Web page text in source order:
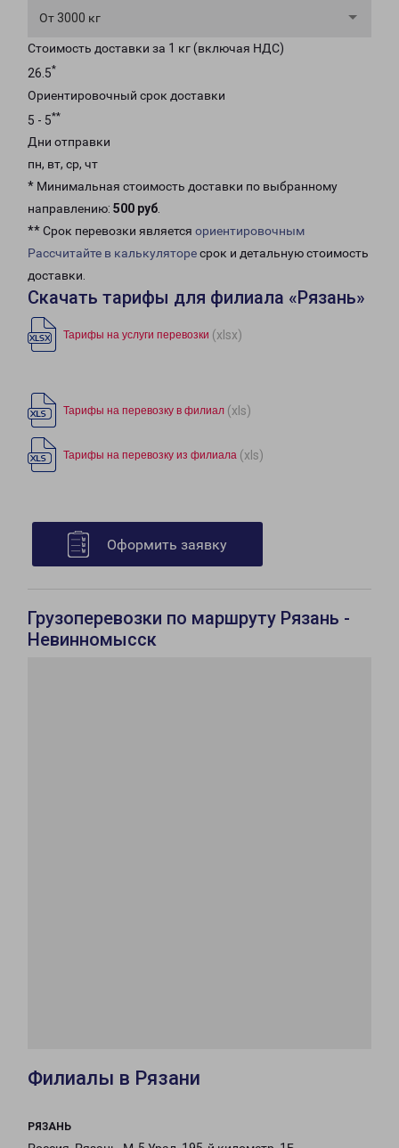
От 3000 кг
Стоимость доставки за 1 кг (включая НДС)
26.5*
Ориентировочный срок доставки
5 - 5**
Дни отправки
пн, вт, ср, чт
* Минимальная стоимость доставки по выбранному
направлению: 500 руб.
** Срок перевозки является ориентировочным
Рассчитайте в калькуляторесрок и детальную стоимость
доставки.
Скачать тарифы для филиала «Рязань»
Тарифы на услуги перевозки (xlsx)
Тарифы на перевозку в филиал (xls)
Тарифы на перевозку из филиала (xls)
Оформить заявку
Грузоперевозки по маршруту Рязань -
Невинномысск
Филиалы в Рязани
РЯЗАНЬ